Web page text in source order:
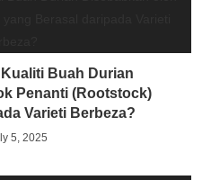
Buah Durian
Penanti (Rootstock)
Varieti Berbeza?
5, 2025